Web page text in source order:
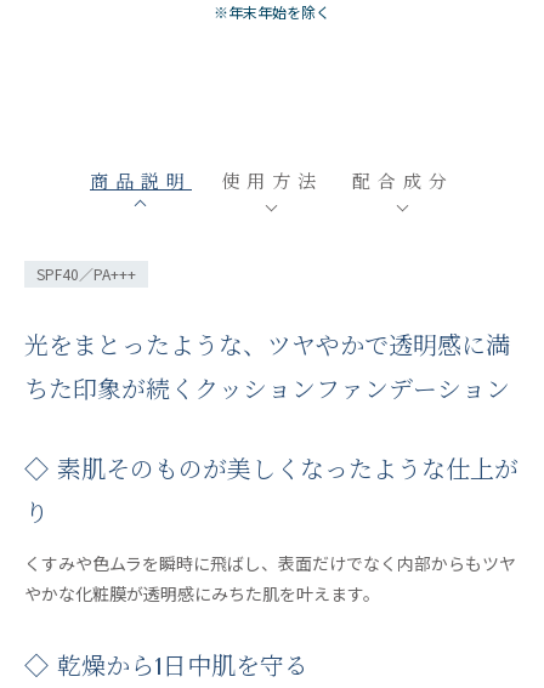
※年末年始を除く
商品説明 使用方法 配合成分
SPF40／PA+++
光をまとったような、ツヤやかで透明感に満
ちた印象が続くクッションファンデーション
◇ 素肌そのものが美しくなったような仕上が
り
くすみや色ムラを瞬時に飛ばし、表面だけでなく内部からもツヤ
やかな化粧膜が透明感にみちた肌を叶えます。
◇ 乾燥から1日中肌を守る